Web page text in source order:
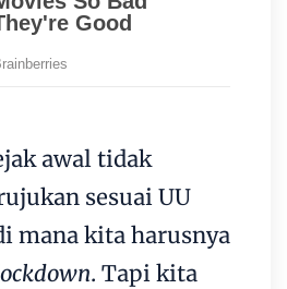
awal tidak
sesuai UU
mana kita harusnya
. Tapi kita